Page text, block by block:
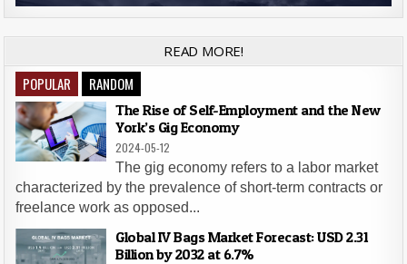
READ MORE!
POPULAR RANDOM
The Rise of Self-Employment and the New
York’s Gig Economy
2024-05-12
The gig economy refers to a labor market
characterized by the prevalence of short-term contracts or
freelance work as opposed...
Global IV Bags Market Forecast: USD 2.31
Billion by 2032 at 6.7%